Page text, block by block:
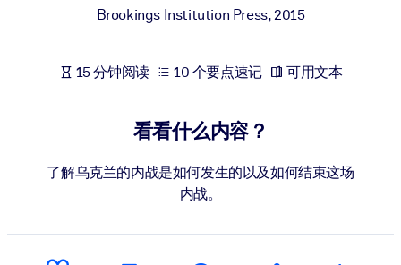
利用可靠、结构化的知识为您的人工智能系统提供动力，以改善输
Brookings Institution Press,2015
15 分钟阅读 10 个要点速记 可用文本
看看什么内容？
了解乌克兰的内战是如何发生的以及如何结束这场
内战。